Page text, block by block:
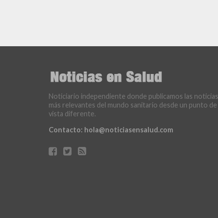
Noticiario independiente donde publicamos las noticias
más relevantes del mundo sanitario desde un punto de
vista diferente.
Contacto: hola@noticiasensalud.com